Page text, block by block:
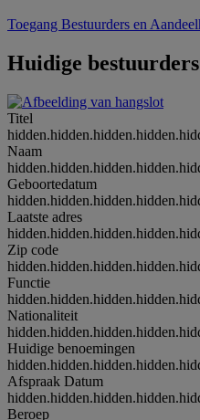
Toegang Bestuurders en
Huidige bestuurders
Titel
Naam
Geboortedatum
Laatste adres
Zip code
Functie
Nationaliteit
Huidige benoemingen
Afspraak Datum
Beroep